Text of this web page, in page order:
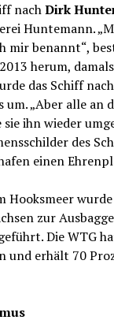
nachDirk
Huntemann.
mir benannt“,
herum,
das Schiff
um. „Aber alle
sie ihn wieder
des
einen
Hooksmeer
zur
Die WTG
und erhält 70